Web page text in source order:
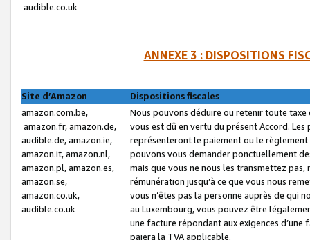
audible.co.uk
ANNEXE 3 : DISPOSITIONS
Site d’Amazon
Dispositions fiscales
amazon.com.be,
amazon.fr, amazon.de,
audible.de, amazon.ie,
amazon.it, amazon.nl,
amazon.pl, amazon.es,
amazon.se,
amazon.co.uk,
audible.co.uk
Nous pouvons déduire ou retenir toute
vous est dû en vertu du présent Accord.
représenteront le paiement ou le
pouvons vous demander ponctuellement
mais que vous ne nous les transmettez
rémunération jusqu’à ce que vous nous
vous n’êtes pas la personne auprès de qui
au Luxembourg, vous pouvez être
une facture répondant aux exigences
paiera la TVA applicable.